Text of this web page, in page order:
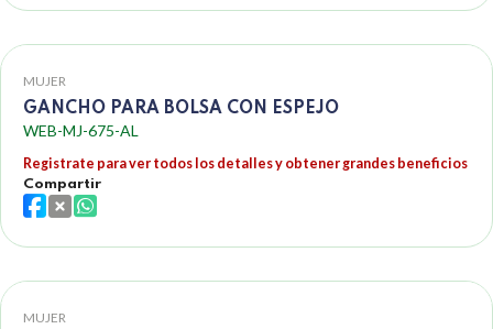
MUJER
GANCHO PARA BOLSA CON ESPEJO
WEB-MJ-675-AL
Registrate para ver todos los detalles y obtener grandes beneficios
Compartir
MUJER